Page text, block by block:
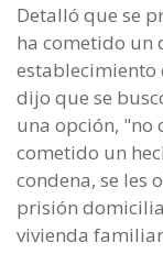
Detalló que se
ha cometido un
establecimiento
dijo que se
una opción, "no
cometido un
condena, se les
prisión
vivienda